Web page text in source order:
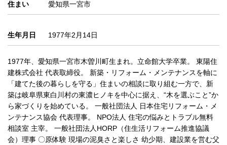
住まい 愛知県一宮市
生年月日 1977年2月14日
1977年、愛知県一宮市木曽川町生まれ。立命館大学卒業。 東陽住
建株式会社 代表取締役。 新築・リフォーム・メンテナンスを軸に
「建てた後の暮らしを守る」住まいの相談に取り組む一方で、新
築は岐阜県東白川村の東濃ヒノキを中心に据え、“木を選ぶこと”か
ら家づくりを始めている。 一般社団法人 日本住宅リフォーム・メ
ンテナンス協会 代表理事。 NPO法人 住宅の悩みとトラブル無料
相談室 主宰。 一般社団法人HORP（住生活リフォーム推進協議
会）理事 〇原体験 現場の泥臭さと楽しさ 幼少期、建設業を営む父